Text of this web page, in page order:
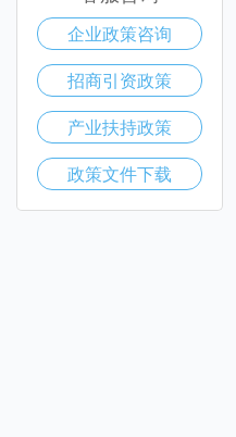
企业政策咨询
招商引资政策
产业扶持政策
政策文件下载